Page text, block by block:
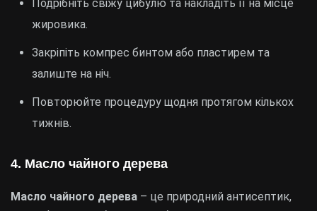
Подрібніть свіжу цибулю та накладіть її на місце
жировика.
Закріпіть компрес бинтом або пластирем та
залиште на ніч.
Повторюйте процедуру щодня протягом кількох
тижнів.
4. Масло чайного дерева
Масло чайного дерева – це природний антисептик,